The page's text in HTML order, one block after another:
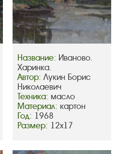
Название: Иваново.
Харинка.
Автор: Лукин Борис
Николаевич
Техника: масло
Материал: картон
Год: 1968
Размер: 12х17